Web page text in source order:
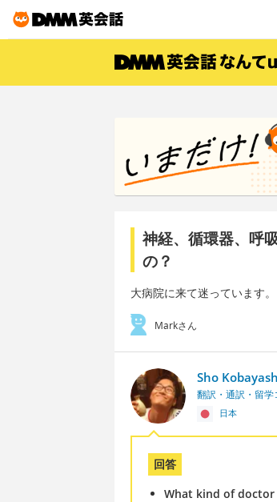
神経、循環器、呼
の？
大病院に来て迷っています。
Markさん
Sho
翻訳・通訳・留
日本
回答
What kind of doctor